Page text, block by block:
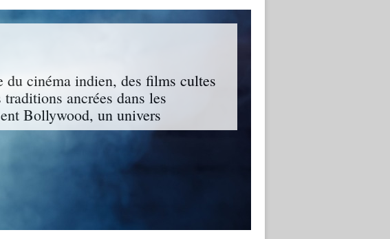
cinéma indien, des films cultes
ancrées dans les
Bollywood, un univers